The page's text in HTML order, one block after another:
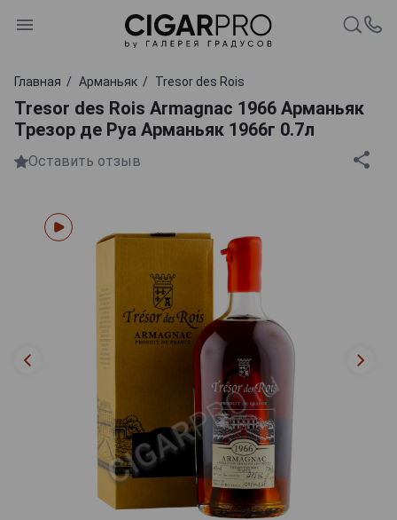
Главная Арманьяк Tresor des Rois
Tresor des Rois Armagnac 1966 Арманьяк
Трезор де Руа Арманьяк 1966г 0.7л
Оставить отзыв